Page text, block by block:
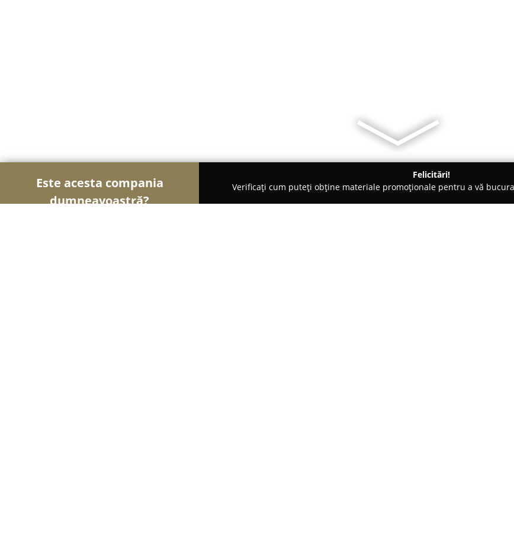
Este acesta compania
dumneavoastră?
Felicitări!
Verificați cum puteți obține materiale promoționale pentru a vă